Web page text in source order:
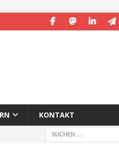
KONTAKT